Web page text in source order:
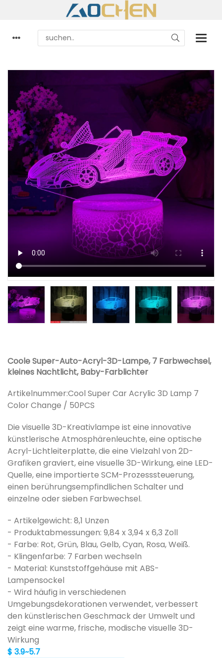
Coole Super-Auto-Acryl-3D-Lampe, 7 Farbwechsel,
kleines Nachtlicht, Baby-Farblichter
Artikelnummer:Cool Super Car Acrylic 3D Lamp 7
Color Change / 50PCS
Die visuelle 3D-Kreativlampe ist eine innovative
künstlerische Atmosphärenleuchte, eine optische
Acryl-Lichtleiterplatte, die eine Vielzahl von 2D-
Grafiken graviert, eine visuelle 3D-Wirkung, eine LED-
Quelle, eine importierte SCM-Prozesssteuerung,
einen berührungsempfindlichen Schalter und
einzelne oder sieben Farbwechsel.
- Artikelgewicht: 8,1 Unzen
- Produktabmessungen: 9,84 x 3,94 x 6,3 Zoll
- Farbe: Rot, Grün, Blau, Gelb, Cyan, Rosa, Weiß.
- Klingenfarbe: 7 Farben wechseln
- Material: Kunststoffgehäuse mit ABS-
Lampensockel
- Wird häufig in verschiedenen
Umgebungsdekorationen verwendet, verbessert
den künstlerischen Geschmack der Umwelt und
zeigt eine warme, frische, modische visuelle 3D-
Wirkung
$ 3.9~5.7